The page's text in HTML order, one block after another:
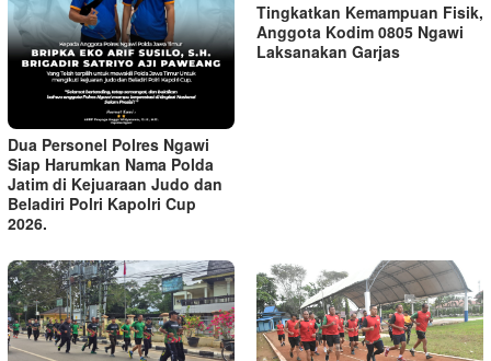
Dua Personel Polres Ngawi
Siap Harumkan Nama Polda
Jatim di Kejuaraan Judo dan
Beladiri Polri Kapolri Cup
2026.
Tingkatkan Kemampuan Fisik,
Anggota Kodim 0805 Ngawi
Laksanakan Garjas